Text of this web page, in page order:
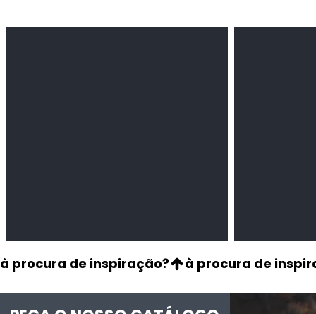
à procura de inspiração?